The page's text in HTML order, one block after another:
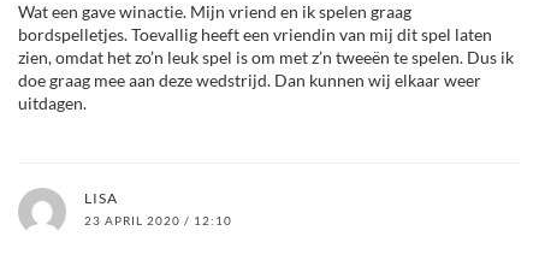
Wat een gave winactie. Mijn vriend en ik spelen graag
bordspelletjes. Toevallig heeft een vriendin van mij dit spel laten
zien, omdat het zo’n leuk spel is om met z’n tweeën te spelen. Dus ik
doe graag mee aan deze wedstrijd. Dan kunnen wij elkaar weer
uitdagen.
LISA
23 APRIL 2020 / 12:10